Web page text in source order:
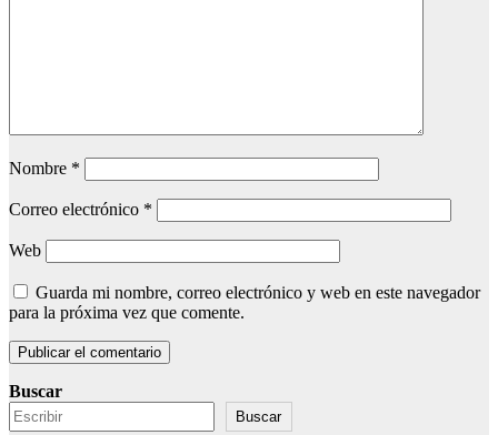
Nombre *
Correo electrónico *
Web
Guarda mi nombre, correo electrónico y web en este navegador
para la próxima vez que comente.
Buscar
Buscar